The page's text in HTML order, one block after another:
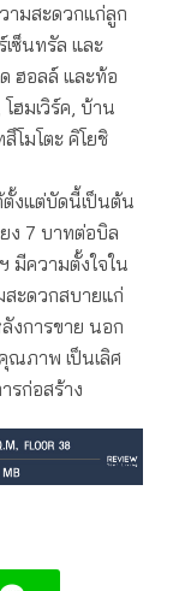
ามสะดวกแก่ลูก
เซ็นทรัล และ
ฮอลล์ และท้อ
ฮมเวิร์ค, บ้าน
โมโตะ คิโยชิ
ตั้งแต่บัดนี้เป็นต้น
ง 7 บาทต่อบิล
มีความตั้งใจใน
ะดวกสบายแก่
งการขาย นอก
ณภาพ เป็นเลิศ
รก่อสร้าง